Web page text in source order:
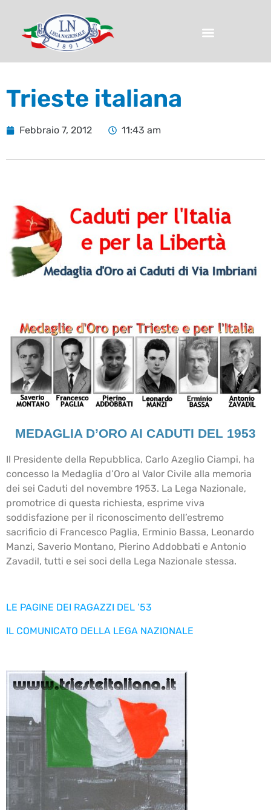
Trieste italiana
Febbraio 7, 2012 11:43 am
MEDAGLIA D’ORO AI CADUTI DEL 1953
Il Presidente della Repubblica, Carlo Azeglio Ciampi, ha
concesso la Medaglia d’Oro al Valor Civile alla memoria
dei sei Caduti del novembre 1953. La Lega Nazionale,
promotrice di questa richiesta, esprime viva
soddisfazione per il riconoscimento dell’estremo
sacrificio di Francesco Paglia, Erminio Bassa, Leonardo
Manzi, Saverio Montano, Pierino Addobbati e Antonio
Zavadil, tutti e sei soci della Lega Nazionale stessa.
LE PAGINE DEI RAGAZZI DEL ’53
IL COMUNICATO DELLA LEGA NAZIONALE